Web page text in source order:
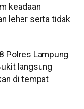
keadaan
leher serta tidak
Polres Lampung
langsung
di tempat